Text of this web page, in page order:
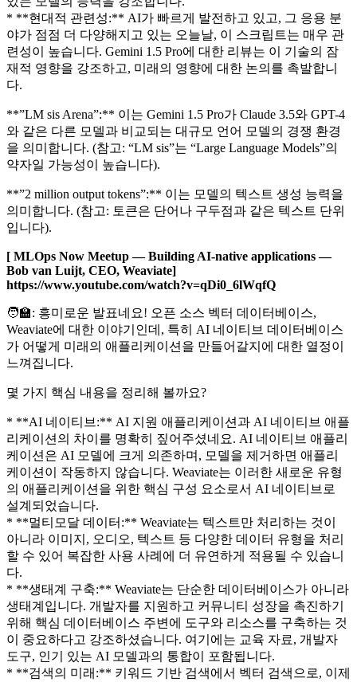
* **현대적 관련성:** AI가 빠르게 발전하고 있고, 그 응용 분
야가 점점 더 다양해지고 있는 오늘날, 이 스크립트는 매우 관
련성이 높습니다. Gemini 1.5 Pro에 대한 리뷰는 이 기술의 잠
재적 영향을 강조하고, 미래의 영향에 대한 논의를 촉발합니
다.
**”LM sis Arena”:** 이는 Gemini 1.5 Pro가 Claude 3.5와 GPT-4
와 같은 다른 모델과 비교되는 대규모 언어 모델의 경쟁 환경
을 의미합니다. (참고: “LM sis”는 “Large Language Models”의
약자일 가능성이 높습니다).
**”2 million output tokens”:** 이는 모델의 텍스트 생성 능력을
의미합니다. (참고: 토큰은 단어나 구두점과 같은 텍스트 단위
입니다).
[ MLOps Now Meetup — Building AI-native applications — ​
Bob van Luijt, CEO, Weaviate]
https://www.youtube.com/watch?v=qDi0_6lWqfQ
🧑‍🏫: 흥미로운 발표네요! 오픈 소스 벡터 데이터베이스,
Weaviate에 대한 이야기인데, 특히 AI 네이티브 데이터베이스
가 어떻게 미래의 애플리케이션을 만들어갈지에 대한 열정이
느껴집니다.
몇 가지 핵심 내용을 정리해 볼까요?
* **AI 네이티브:** AI 지원 애플리케이션과 AI 네이티브 애플
리케이션의 차이를 명확히 짚어주셨네요. AI 네이티브 애플리
케이션은 AI 모델에 크게 의존하며, 모델을 제거하면 애플리
케이션이 작동하지 않습니다. Weaviate는 이러한 새로운 유형
의 애플리케이션을 위한 핵심 구성 요소로서 AI 네이티브로
설계되었습니다.
* **멀티모달 데이터:** Weaviate는 텍스트만 처리하는 것이
아니라 이미지, 오디오, 텍스트 등 다양한 데이터 유형을 처리
할 수 있어 복잡한 사용 사례에 더 유연하게 적용될 수 있습니
다.
* **생태계 구축:** Weaviate는 단순한 데이터베이스가 아니라
생태계입니다. 개발자를 지원하고 커뮤니티 성장을 촉진하기
위해 핵심 데이터베이스 주변에 도구와 리소스를 구축하는 것
이 중요하다고 강조하셨습니다. 여기에는 교육 자료, 개발자
도구, 인기 있는 AI 모델과의 통합이 포함됩니다.
* **검색의 미래:** 키워드 기반 검색에서 벡터 검색으로, 이제